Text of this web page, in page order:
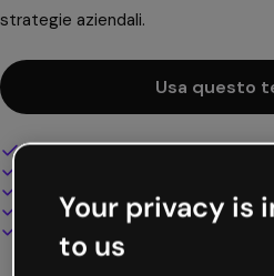
strategie aziendali.
Usa questo
Design interattivo e animato
Presenta, condividi o pubblica
Scarica in PDF, MP4 e altri formati
Your privacy is
to us